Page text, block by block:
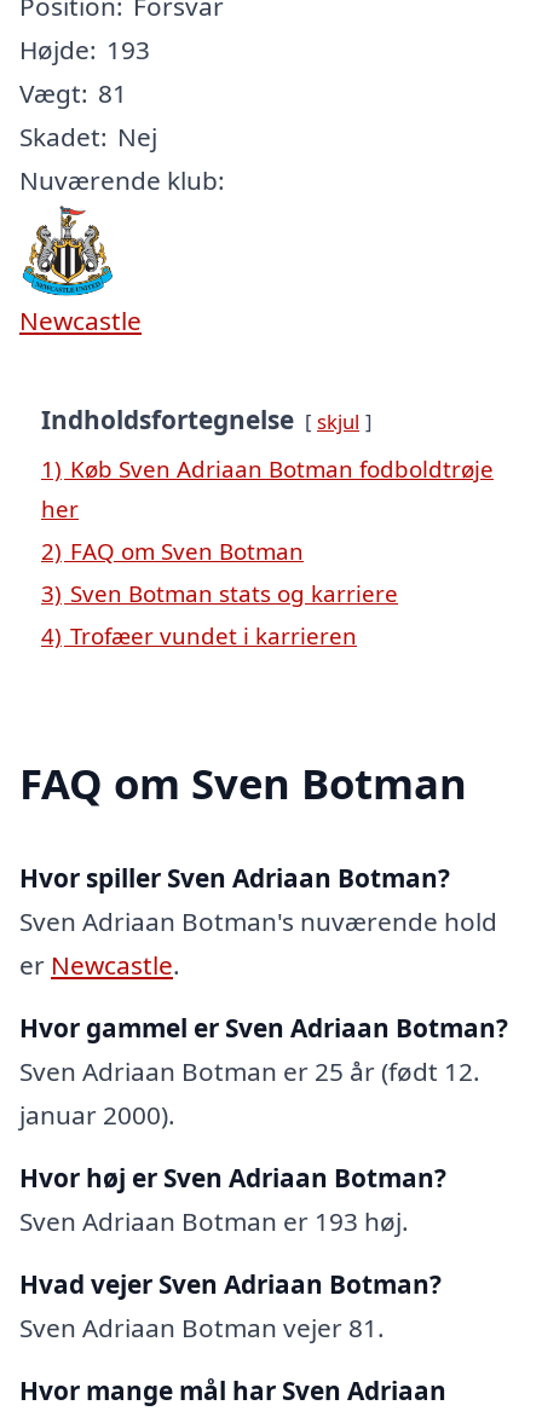
Højde: 193
Vægt: 81
Skadet: Nej
Nuværende klub:
Newcastle
Indholdsfortegnelse skjul
1) Køb Sven Adriaan Botman fodboldtrøje
her
2) FAQ om Sven Botman
3) Sven Botman stats og karriere
4) Trofæer vundet i karrieren
FAQ om Sven Botman
Hvor spiller Sven Adriaan Botman?
Sven Adriaan Botman's nuværende hold
er Newcastle.
Hvor gammel er Sven Adriaan Botman?
Sven Adriaan Botman er 25 år (født 12.
januar 2000).
Hvor høj er Sven Adriaan Botman?
Sven Adriaan Botman er 193 høj.
Hvad vejer Sven Adriaan Botman?
Sven Adriaan Botman vejer 81.
Hvor mange mål har Sven Adriaan